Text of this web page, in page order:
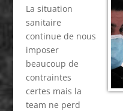
La situation
sanitaire
continue de nous
imposer
beaucoup de
contraintes
certes mais la
team ne perd